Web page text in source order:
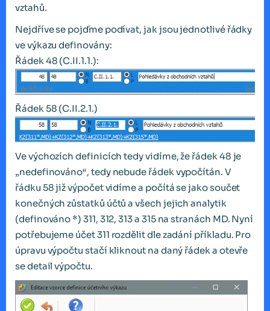
vztahů.
Nejdříve se pojďme podívat, jak jsou jednotlivé řádky
ve výkazu definovány:
Řádek 48 (C.II.1.1.):
Řádek 58 (C.II.2.1.)
Ve výchozích definicích tedy vidíme, že řádek 48 je
„nedefinováno“, tedy nebude řádek vypočítán. V
řádku 58 již výpočet vidíme a počítá se jako součet
konečných zůstatků účtů a všech jejich analytik
(definováno *) 311, 312, 313 a 315 na stranách MD. Nyní
potřebujeme účet 311 rozdělit dle zadání příkladu. Pro
úpravu výpočtu stačí kliknout na daný řádek a otevře
se detail výpočtu.